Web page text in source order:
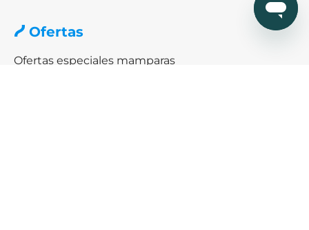
Ofertas
Ofertas especiales mamparas